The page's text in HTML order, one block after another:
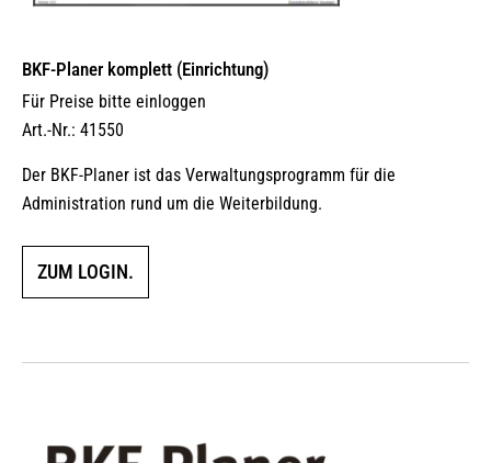
BKF-Planer komplett (Einrichtung)
Für Preise bitte einloggen
Art.-Nr.: 41550
Der BKF-Planer ist das Verwaltungsprogramm für die
Administration rund um die Weiterbildung.
ZUM LOGIN.